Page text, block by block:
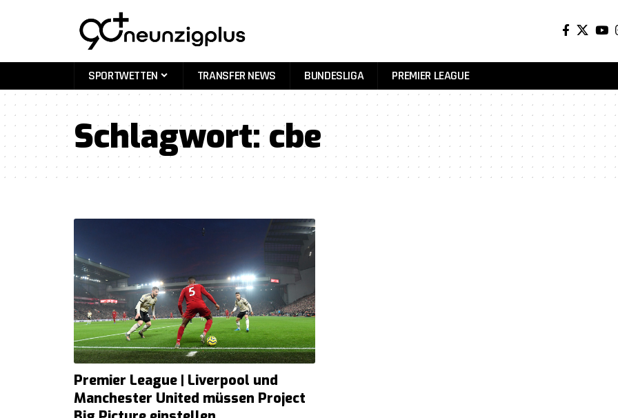
SPORTWETTEN TRANSFER NEWS BUNDESLIGA PREMIER LEAGUE
Schlagwort:cbe
Premier League | Liverpool und
Manchester United müssen Project